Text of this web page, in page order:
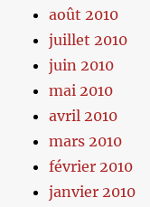
août 2010
juillet 2010
juin 2010
mai 2010
avril 2010
mars 2010
février 2010
janvier 2010